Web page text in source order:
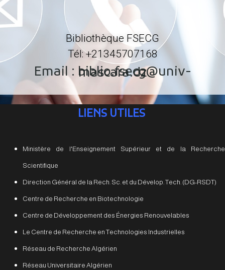
Bibliothèque FSECG
Tél: +21345707168
Email : biblio.fsecg@univ-mascara.dz
LIENS UTILES
Ministère de l'Enseignement Supérieur et de la Recherche
Scientifique
Direction Général de la Rech. Sc. et du Dévelop. Tech. (DG-RSDT)
Centre de Recherche en Biotechnologie
Centre de Développement des Énergies Renouvelables
Le Centre de Recherche en Technologies Industrielles
Réseau de Recherche Algérien
Réseau Universitaire Algérien